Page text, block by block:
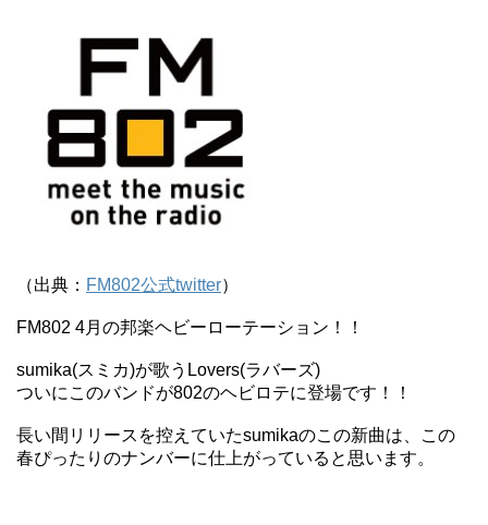
（出典： FM802公式twitter）
FM802 4月の邦楽ヘビーローテーション！！
sumika(スミカ)が歌うLovers(ラバーズ)
ついにこのバンドが802のヘビロテに登場です！！
長い間リリースを控えていたsumikaのこの新曲は、この
春ぴったりのナンバーに仕上がっていると思います。